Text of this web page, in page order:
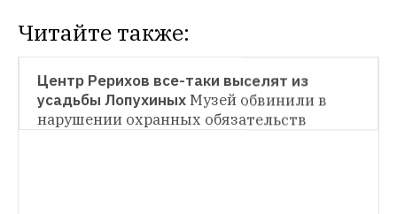
Читайте также:
НОВОСТИ
НОВОСТИ
Центр Рерихов все-таки выселят из
усадьбы ЛопухиныхМузей обвинили в
нарушении охранных обязательств